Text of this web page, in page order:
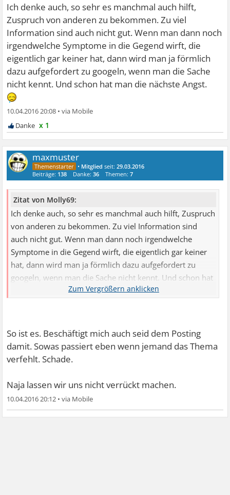
Ich denke auch, so sehr es manchmal auch hilft,
Zuspruch von anderen zu bekommen. Zu viel
Information sind auch nicht gut. Wenn man dann noch
irgendwelche Symptome in die Gegend wirft, die
eigentlich gar keiner hat, dann wird man ja förmlich
dazu aufgefordert zu googeln, wenn man die Sache
nicht kennt. Und schon hat man die nächste Angst.
10.04.2016 20:08 •
x 1
maxmuster
• Mitglied seit:29.03.2016
Beiträge: 138 Danke:36 Themen:7
Zitat von Molly69:
Ich denke auch, so sehr es manchmal auch hilft, Zuspruch
von anderen zu bekommen. Zu viel Information sind
auch nicht gut. Wenn man dann noch irgendwelche
Symptome in die Gegend wirft, die eigentlich gar keiner
hat, dann wird man ja förmlich dazu aufgefordert zu
googeln, wenn man die Sache nicht kennt. Und schon hat
man die nächste Angst.
So ist es. Beschäftigt mich auch seid dem Posting
damit. Sowas passiert eben wenn jemand das Thema
verfehlt. Schade.
Naja lassen wir uns nicht verrückt machen.
10.04.2016 20:12 •